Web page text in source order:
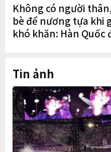
Không có người
bè để nương tựa khi
khó khăn: Hàn Quốc
Tin ảnh